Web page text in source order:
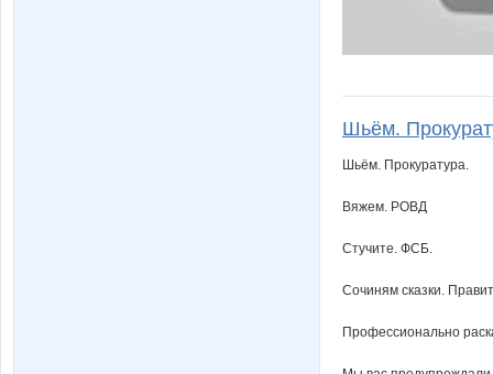
Шьём.
Шьём. Прокуратура.
Вяжем. РОВД
Стучите. ФСБ.
Сочиням сказки.
Профессионально